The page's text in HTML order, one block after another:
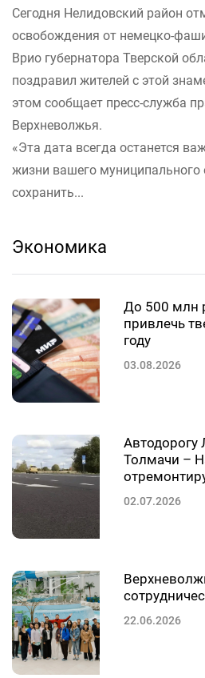
Сегодня Нелидовский район
освобождения от немецко-
Врио губернатора Тверской
поздравил жителей с этой
этом сообщает пресс-служба
Верхневолжья.
«Эта дата всегда останется
жизни вашего
сохранить...
Экономика
До 500 млн
привлечь
году
03.08.2026
Автодорогу
Толмачи –
02.07.2026
22.06.2026